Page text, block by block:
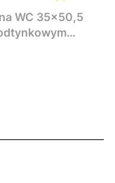
WC 35x50,5